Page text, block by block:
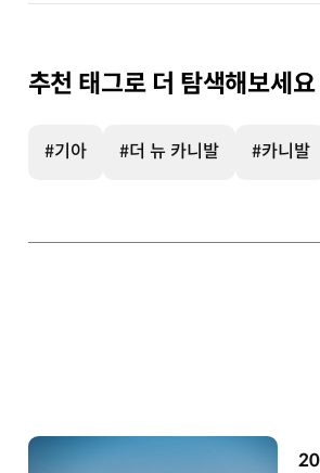
추천 태그로 더 탐색해보세요
#기아 #더 뉴 카니발 #카니발
[